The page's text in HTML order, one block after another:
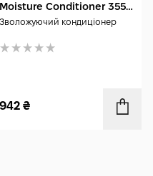
Moisture Conditioner 355
мл
Зволожуючий кондиціонер
942 ₴